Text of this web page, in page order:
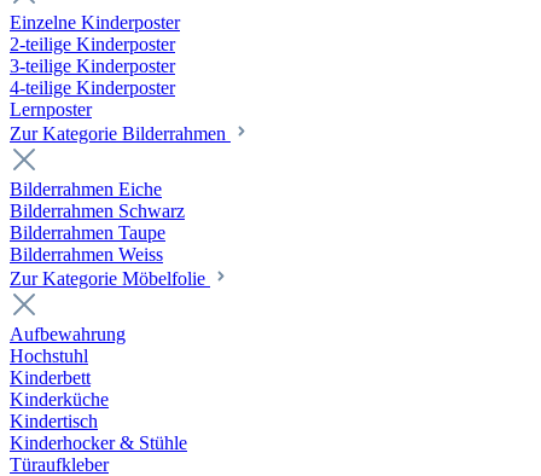
Einzelne Kinderposter
2-teilige Kinderposter
3-teilige Kinderposter
4-teilige Kinderposter
Lernposter
Zur Kategorie Bilderrahmen
Bilderrahmen Eiche
Bilderrahmen Schwarz
Bilderrahmen Taupe
Bilderrahmen Weiss
Zur Kategorie Möbelfolie
Aufbewahrung
Hochstuhl
Kinderbett
Kinderküche
Kindertisch
Kinderhocker & Stühle
Türaufkleber